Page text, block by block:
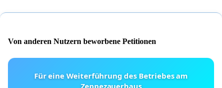
Von anderen Nutzern beworbene Petitionen
Für eine Weiterführung des Betriebes am
Zeppezauerhaus